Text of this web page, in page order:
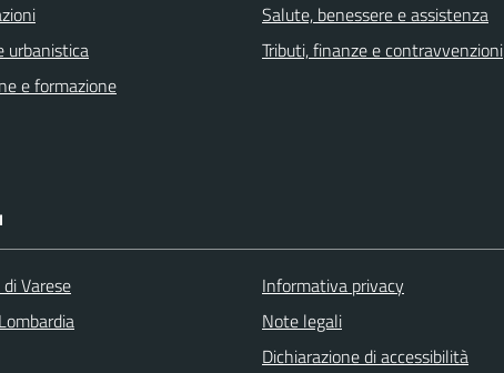
urbanistica
e formazione
Salute, benessere e assistenza
Tributi, finanze e contravvenzioni
Varese
Informativa privacy
Note legali
Dichiarazione di accessibilità